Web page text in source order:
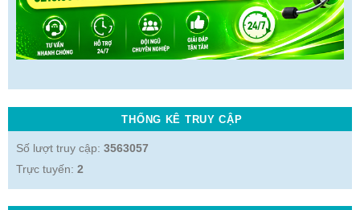
THỐNG KÊ TRUY CẬP
Số lượt truy cập: 3563057
Trực tuyến: 2